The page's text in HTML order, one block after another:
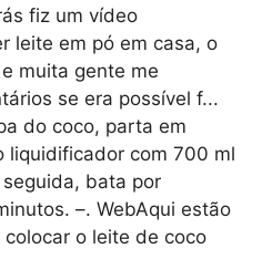
fiz um vídeo
leite em pó em casa, o
muita gente me
se era possível f...
do coco, parta em
liquidificador com 700 ml
bata por
–. WebAqui estão
o leite de coco